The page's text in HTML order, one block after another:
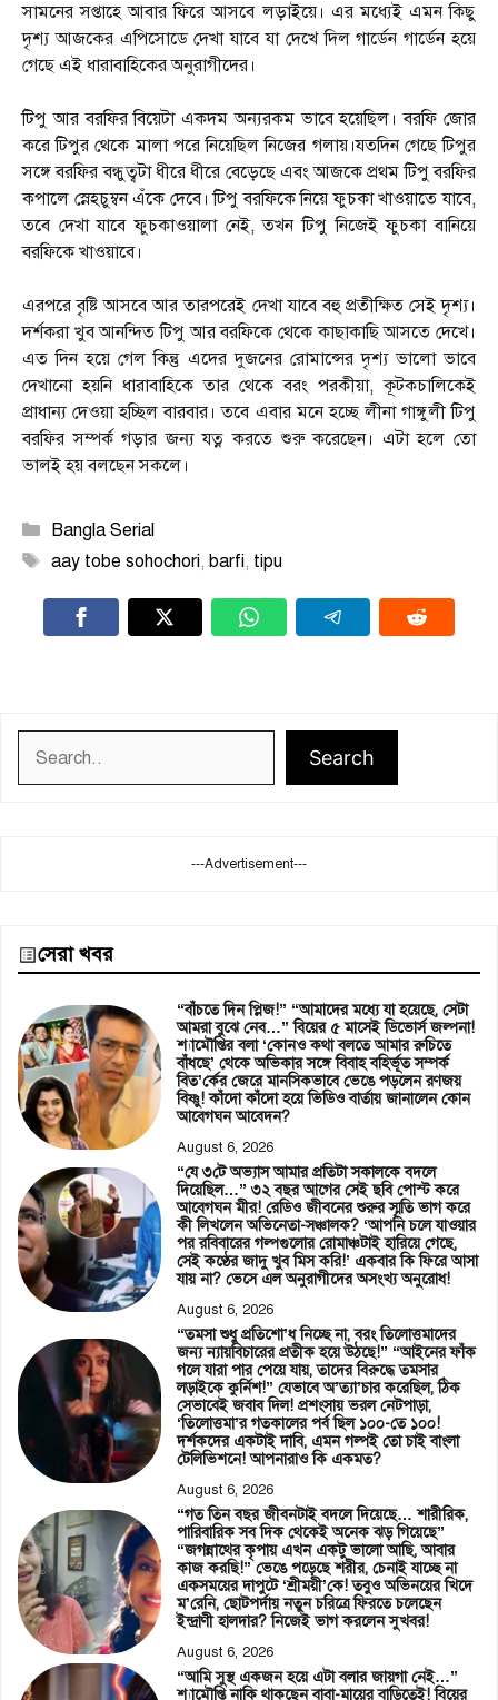
সামনের সপ্তাহে আবার ফিরে আসবে লড়াইয়ে। এর মধ্যেই এমন কিছু
দৃশ্য আজকের এপিসোডে দেখা যাবে যা দেখে দিল গার্ডেন গার্ডেন হয়ে
গেছে এই ধারাবাহিকের অনুরাগীদের।
টিপু আর বরফির বিয়েটা একদম অন্যরকম ভাবে হয়েছিল। বরফি জোর
করে টিপুর থেকে মালা পরে নিয়েছিল নিজের গলায়।যতদিন গেছে টিপুর
সঙ্গে বরফির বন্ধুত্বটা ধীরে ধীরে বেড়েছে এবং আজকে প্রথম টিপু বরফির
কপালে স্নেহচুম্বন এঁকে দেবে। টিপু বরফিকে নিয়ে ফুচকা খাওয়াতে যাবে,
তবে দেখা যাবে ফুচকাওয়ালা নেই, তখন টিপু নিজেই ফুচকা বানিয়ে
বরফিকে খাওয়াবে।
এরপরে বৃষ্টি আসবে আর তারপরেই দেখা যাবে বহু প্রতীক্ষিত সেই দৃশ্য।
দর্শকরা খুব আনন্দিত টিপু আর বরফিকে থেকে কাছাকাছি আসতে দেখে।
এত দিন হয়ে গেল কিন্তু এদের দুজনের রোমান্সের দৃশ্য ভালো ভাবে
দেখানো হয়নি ধারাবাহিকে তার থেকে বরং পরকীয়া, কূটকচালিকেই
প্রাধান্য দেওয়া হচ্ছিল বারবার। তবে এবার মনে হচ্ছে লীনা গাঙ্গুলী টিপু
বরফির সম্পর্ক গড়ার জন্য যত্ন করতে শুরু করেছেন। এটা হলে তো
ভালই হয় বলছেন সকলে।
Categories
Bangla Serial
Tags
aay tobe sohochori, barfi, tipu
Search
---Advertisement---
সেরা খবর
“বাঁচতে দিন প্লিজ!” “আমাদের মধ্যে যা হয়েছে, সেটা
আমরা বুঝে নেব…” বিয়ের ৫ মাসেই ডিভোর্স জল্পনা!
শ্যামৌপ্তির বলা ‘কোনও কথা বলতে আমার রুচিতে
বাঁধছে’ থেকে অভিকার সঙ্গে বিবাহ বহির্ভূত সম্পর্ক
বিত’র্কের জেরে মানসিকভাবে ভেঙে পড়লেন রণজয়
বিষ্ণু! কাঁদো কাঁদো হয়ে ভিডিও বার্তায় জানালেন কোন
আবেগঘন আবেদন?
August 6, 2026
“যে ৩টে অভ্যাস আমার প্রতিটা সকালকে বদলে
দিয়েছিল…” ৩২ বছর আগের সেই ছবি পোস্ট করে
আবেগঘন মীর! রেডিও জীবনের শুরুর স্মৃতি ভাগ করে
কী লিখলেন অভিনেতা-সঞ্চালক? ‘আপনি চলে যাওয়ার
পর রবিবারের গল্পগুলোর রোমাঞ্চটাই হারিয়ে গেছে,
সেই কণ্ঠের জাদু খুব মিস করি!’ একবার কি ফিরে আসা
যায় না? ভেসে এল অনুরাগীদের অসংখ্য অনুরোধ!
August 6, 2026
“তমসা শুধু প্রতিশো’ধ নিচ্ছে না, বরং তিলোত্তমাদের
জন্য ন্যায়বিচারের প্রতীক হয়ে উঠছে!” “আইনের ফাঁক
গলে যারা পার পেয়ে যায়, তাদের বিরুদ্ধে তমসার
লড়াইকে কুর্নিশ!” যেভাবে অ’ত্যা’চার করেছিল, ঠিক
সেভাবেই জবাব দিল! প্রশংসায় ভরল নেটপাড়া,
‘তিলোত্তমা’র গতকালের পর্ব ছিল ১০০-তে ১০০!
দর্শকদের একটাই দাবি, এমন গল্পই তো চাই বাংলা
টেলিভিশনে! আপনারাও কি একমত?
August 6, 2026
“গত তিন বছর জীবনটাই বদলে দিয়েছে… শারীরিক,
পারিবারিক সব দিক থেকেই অনেক ঝড় গিয়েছে”
“জগন্নাথের কৃপায় এখন একটু ভালো আছি, আবার
কাজ করছি!” ভেঙে পড়েছে শরীর, চেনাই যাচ্ছে না
একসময়ের দাপুটে ‘শ্রীময়ী’কে! তবুও অভিনয়ের খিদে
ম’রেনি, ছোটপর্দায় নতুন চরিত্রে ফিরতে চলেছেন
ইন্দ্রাণী হালদার? নিজেই ভাগ করলেন সুখবর!
August 6, 2026
“আমি সুস্থ একজন হয়ে এটা বলার জায়গা নেই…”
শ্যামৌপ্তি নাকি থাকছেন বাবা-মায়ের বাড়িতেই! বিয়ের